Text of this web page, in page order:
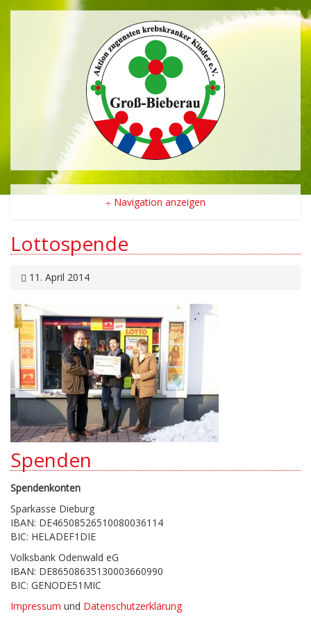
Navigation anzeigen
Lottospende
11. April 2014
Spenden
Spendenkonten
Sparkasse Dieburg
IBAN: DE46508526510080036114
BIC: HELADEF1DIE
Volksbank Odenwald eG
IBAN: DE86508635130003660990
BIC: GENODE51MIC
Impressum und Datenschutzerklärung